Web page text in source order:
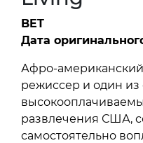
BET
Дата
Афро-
режиссер и один из
развлечения США,
самостоятельно